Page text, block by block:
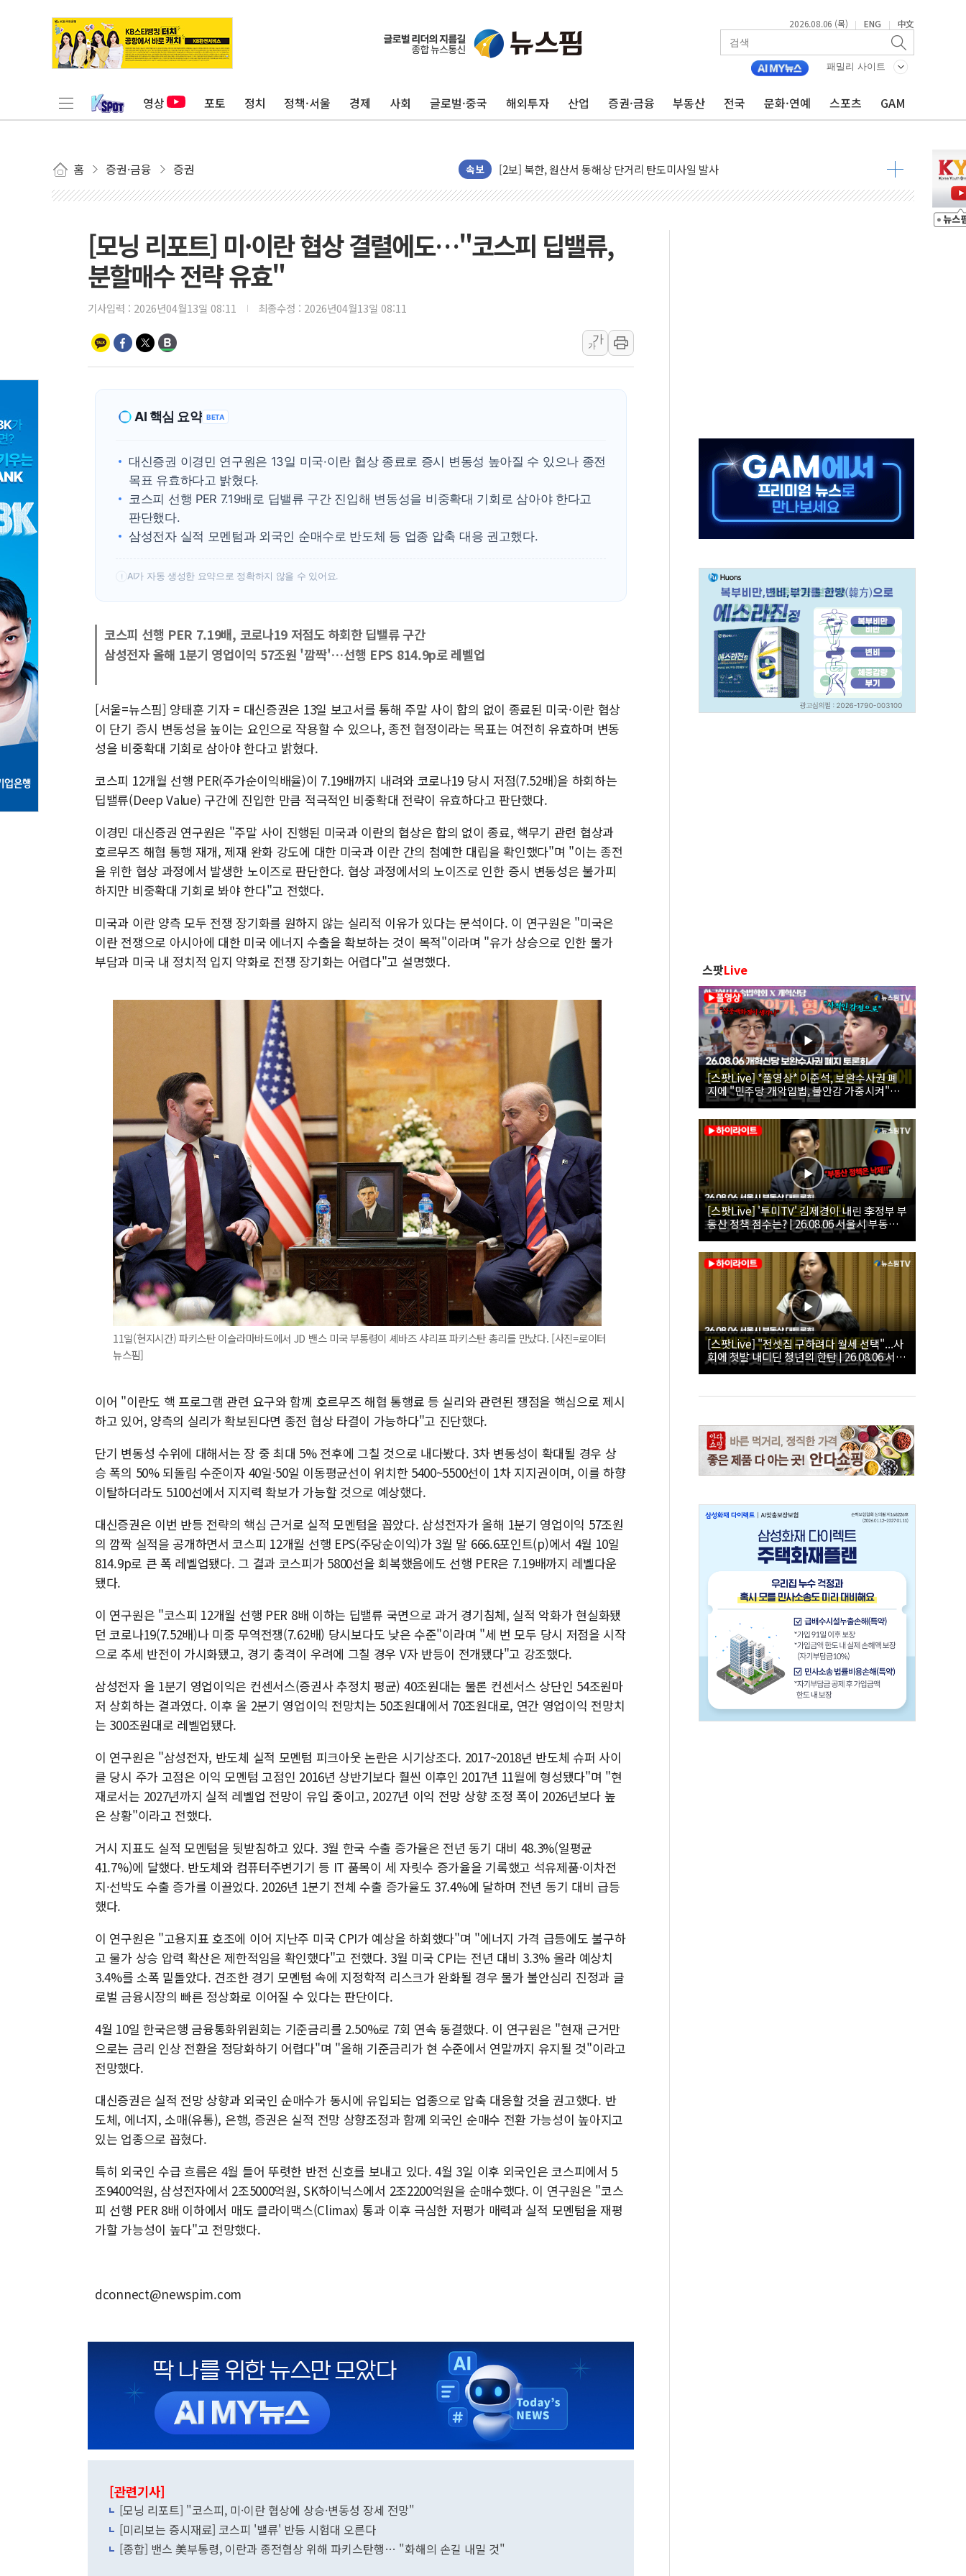
2026.08.06 (목) | ENG | 中文
패밀리 사이트
영상 포토 정치 정책·서울 경제 사회 글로벌·중국 해외투자 산업 증권·금융 부동산 전국 문화·연예 스포츠 GAM
홈 증권·금융 증권 속보
[코인 시황] 비트코인, ETF 자금 유입에도 박스권…美 암호화폐 법안 처리 여부도 변수
[르포] 39도 폭염 속 잠실 개표소 시위 '62일째'..."대부분 여기서 상주"
빚투·레버리지 줄었지만, 반도체 두 종목에 코스피 '휘청'
양주 가전제품 창고서 화재…차량 3대·건물 1동 전소
종로·중구 오피스 78%가 준공 10년 이상…리뉴얼이 경쟁력 가른다
법원, '관저 이전 봐주기 감사' 유병호 구속적부심 기각
우크라, 러 탄도미사일 공격에 속수무책… 패트리엇 미사일 지원, 작년의 3분의 1
"5.18은 북한 지령" 설교한 목사 불구속 송치
개혁신당 "민주, '盧 수사' 악연으로 형사사법 틀 바꿔…국민 불안감 가중"
CJ온스타일, 2분기 영업익 260억원…전년 比 21.2%↑
[IPO] 니어스랩 "피지컬 AI 자율비행 기술로 글로벌 방산 시장 공략"
[모닝 리포트] 미·이란 협상 결렬에도…"코스피 딥밸류,
분할매수 전략 유효"
기사입력 : 2026년04월13일 08:11 최종수정 : 2026년04월13일 08:11
가
가
AI 핵심 요약 BETA
대신증권 이경민 연구원은 13일 미국·이란 협상 종료로 증시 변동성 높아질 수 있으나 종전
목표 유효하다고 밝혔다.
코스피 선행 PER 7.19배로 딥밸류 구간 진입해 변동성을 비중확대 기회로 삼아야 한다고
판단했다.
삼성전자 실적 모멘텀과 외국인 순매수로 반도체 등 업종 압축 대응 권고했다.
! AI가 자동 생성한 요약으로 정확하지 않을 수 있어요.
코스피 선행 PER 7.19배, 코로나19 저점도 하회한 딥밸류 구간
삼성전자 올해 1분기 영업이익 57조원 '깜짝'…선행 EPS 814.9p로 레벨업
[서울=뉴스핌] 양태훈 기자 = 대신증권은 13일 보고서를 통해 주말 사이 합의 없이 종료된 미국·이란 협상
이 단기 증시 변동성을 높이는 요인으로 작용할 수 있으나, 종전 협정이라는 목표는 여전히 유효하며 변동
성을 비중확대 기회로 삼아야 한다고 밝혔다.
코스피 12개월 선행 PER(주가순이익배율)이 7.19배까지 내려와 코로나19 당시 저점(7.52배)을 하회하는
딥밸류(Deep Value) 구간에 진입한 만큼 적극적인 비중확대 전략이 유효하다고 판단했다.
이경민 대신증권 연구원은 "주말 사이 진행된 미국과 이란의 협상은 합의 없이 종료, 핵무기 관련 협상과
호르무즈 해협 통행 재개, 제재 완화 강도에 대한 미국과 이란 간의 첨예한 대립을 확인했다"며 "이는 종전
을 위한 협상 과정에서 발생한 노이즈로 판단한다. 협상 과정에서의 노이즈로 인한 증시 변동성은 불가피
하지만 비중확대 기회로 봐야 한다"고 전했다.
미국과 이란 양측 모두 전쟁 장기화를 원하지 않는 실리적 이유가 있다는 분석이다. 이 연구원은 "미국은
이란 전쟁으로 아시아에 대한 미국 에너지 수출을 확보하는 것이 목적"이라며 "유가 상승으로 인한 물가
부담과 미국 내 정치적 입지 약화로 전쟁 장기화는 어렵다"고 설명했다.
11일(현지시간) 파키스탄 이슬라마바드에서 JD 밴스 미국 부통령이 셰바즈 샤리프 파키스탄 총리를 만났다. [사진=로이터
뉴스핌]
이어 "이란도 핵 프로그램 관련 요구와 함께 호르무즈 해협 통행료 등 실리와 관련된 쟁점을 핵심으로 제시
하고 있어, 양측의 실리가 확보된다면 종전 협상 타결이 가능하다"고 진단했다.
단기 변동성 수위에 대해서는 장 중 최대 5% 전후에 그칠 것으로 내다봤다. 3차 변동성이 확대될 경우 상
승 폭의 50% 되돌림 수준이자 40일·50일 이동평균선이 위치한 5400~5500선이 1차 지지권이며, 이를 하향
이탈하더라도 5100선에서 지지력 확보가 가능할 것으로 예상했다.
대신증권은 이번 반등 전략의 핵심 근거로 실적 모멘텀을 꼽았다. 삼성전자가 올해 1분기 영업이익 57조원
의 깜짝 실적을 공개하면서 코스피 12개월 선행 EPS(주당순이익)가 3월 말 666.6포인트(p)에서 4월 10일
814.9p로 큰 폭 레벨업됐다. 그 결과 코스피가 5800선을 회복했음에도 선행 PER은 7.19배까지 레벨다운
됐다.
이 연구원은 "코스피 12개월 선행 PER 8배 이하는 딥밸류 국면으로 과거 경기침체, 실적 악화가 현실화됐
던 코로나19(7.52배)나 미중 무역전쟁(7.62배) 당시보다도 낮은 수준"이라며 "세 번 모두 당시 저점을 시작
으로 추세 반전이 가시화됐고, 경기 충격이 우려에 그칠 경우 V자 반등이 전개됐다"고 강조했다.
삼성전자 올 1분기 영업이익은 컨센서스(증권사 추정치 평균) 40조원대는 물론 컨센서스 상단인 54조원마
저 상회하는 결과였다. 이후 올 2분기 영업이익 전망치는 50조원대에서 70조원대로, 연간 영업이익 전망치
는 300조원대로 레벨업됐다.
이 연구원은 "삼성전자, 반도체 실적 모멘텀 피크아웃 논란은 시기상조다. 2017~2018년 반도체 슈퍼 사이
클 당시 주가 고점은 이익 모멘텀 고점인 2016년 상반기보다 훨씬 이후인 2017년 11월에 형성됐다"며 "현
재로서는 2027년까지 실적 레벨업 전망이 유입 중이고, 2027년 이익 전망 상향 조정 폭이 2026년보다 높
은 상황"이라고 전했다.
거시 지표도 실적 모멘텀을 뒷받침하고 있다. 3월 한국 수출 증가율은 전년 동기 대비 48.3%(일평균
41.7%)에 달했다. 반도체와 컴퓨터주변기기 등 IT 품목이 세 자릿수 증가율을 기록했고 석유제품·이차전
지·선박도 수출 증가를 이끌었다. 2026년 1분기 전체 수출 증가율도 37.4%에 달하며 전년 동기 대비 급등
했다.
이 연구원은 "고용지표 호조에 이어 지난주 미국 CPI가 예상을 하회했다"며 "에너지 가격 급등에도 불구하
고 물가 상승 압력 확산은 제한적임을 확인했다"고 전했다. 3월 미국 CPI는 전년 대비 3.3% 올라 예상치
3.4%를 소폭 밑돌았다. 견조한 경기 모멘텀 속에 지정학적 리스크가 완화될 경우 물가 불안심리 진정과 글
로벌 금융시장의 빠른 정상화로 이어질 수 있다는 판단이다.
4월 10일 한국은행 금융통화위원회는 기준금리를 2.50%로 7회 연속 동결했다. 이 연구원은 "현재 근거만
으로는 금리 인상 전환을 정당화하기 어렵다"며 "올해 기준금리가 현 수준에서 연말까지 유지될 것"이라고
전망했다.
대신증권은 실적 전망 상향과 외국인 순매수가 동시에 유입되는 업종으로 압축 대응할 것을 권고했다. 반
도체, 에너지, 소매(유통), 은행, 증권은 실적 전망 상향조정과 함께 외국인 순매수 전환 가능성이 높아지고
있는 업종으로 꼽혔다.
특히 외국인 수급 흐름은 4월 들어 뚜렷한 반전 신호를 보내고 있다. 4월 3일 이후 외국인은 코스피에서 5
조9400억원, 삼성전자에서 2조5000억원, SK하이닉스에서 2조2200억원을 순매수했다. 이 연구원은 "코스
피 선행 PER 8배 이하에서 매도 클라이맥스(Climax) 통과 이후 극심한 저평가 매력과 실적 모멘텀을 재평
가할 가능성이 높다"고 전망했다.
dconnect@newspim.com
[관련기사]
[모닝 리포트] "코스피, 미·이란 협상에 상승·변동성 장세 전망"
[미리보는 증시재료] 코스피 '밸류' 반등 시험대 오른다
[종합] 밴스 美부통령, 이란과 종전협상 위해 파키스탄행… "화해의 손길 내밀 것"
스팟Live
[스팟Live] *풀영상* 이준석, 보완수사권 폐
지에 "민주당 개악입법, 불안감 가중시켜"｜
26.08.06 개혁신당 보완수사권 폐지 토론회
[스팟Live] '투미TV' 김제경이 내린 李정부 부
동산 정책 점수는? | 26.08.06 서울시 부동산
대토론회
[스팟Live] "전셋집 구하려다 월세 선택"...사
회에 첫발 내디딘 청년의 한탄 | 26.08.06 서울
시 부동산 대토론회